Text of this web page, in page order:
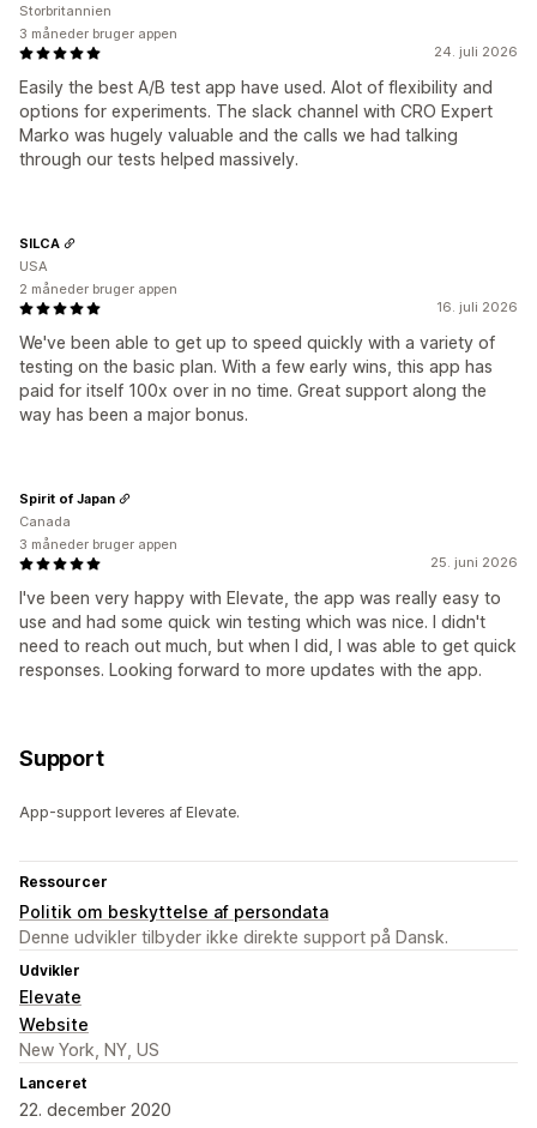
24. juli 2026
Easily the best A/B test app have used. Alot of flexibility and
options for experiments. The slack channel with CRO Expert
Marko was hugely valuable and the calls we had talking
through our tests helped massively.
Storbritannien
3 måneder bruger appen
16. juli 2026
We've been able to get up to speed quickly with a variety of
testing on the basic plan. With a few early wins, this app has
paid for itself 100x over in no time. Great support along the
way has been a major bonus.
SILCA
USA
2 måneder bruger appen
25. juni 2026
I've been very happy with Elevate, the app was really easy to
use and had some quick win testing which was nice. I didn't
need to reach out much, but when I did, I was able to get quick
responses. Looking forward to more updates with the app.
Spirit of Japan
Canada
3 måneder bruger appen
Support
App-support leveres af Elevate.
Ressourcer
Politik om beskyttelse af persondata
Denne udvikler tilbyder ikke direkte support på Dansk.
Udvikler
Elevate
Website
New York, NY, US
Lanceret
22. december 2020